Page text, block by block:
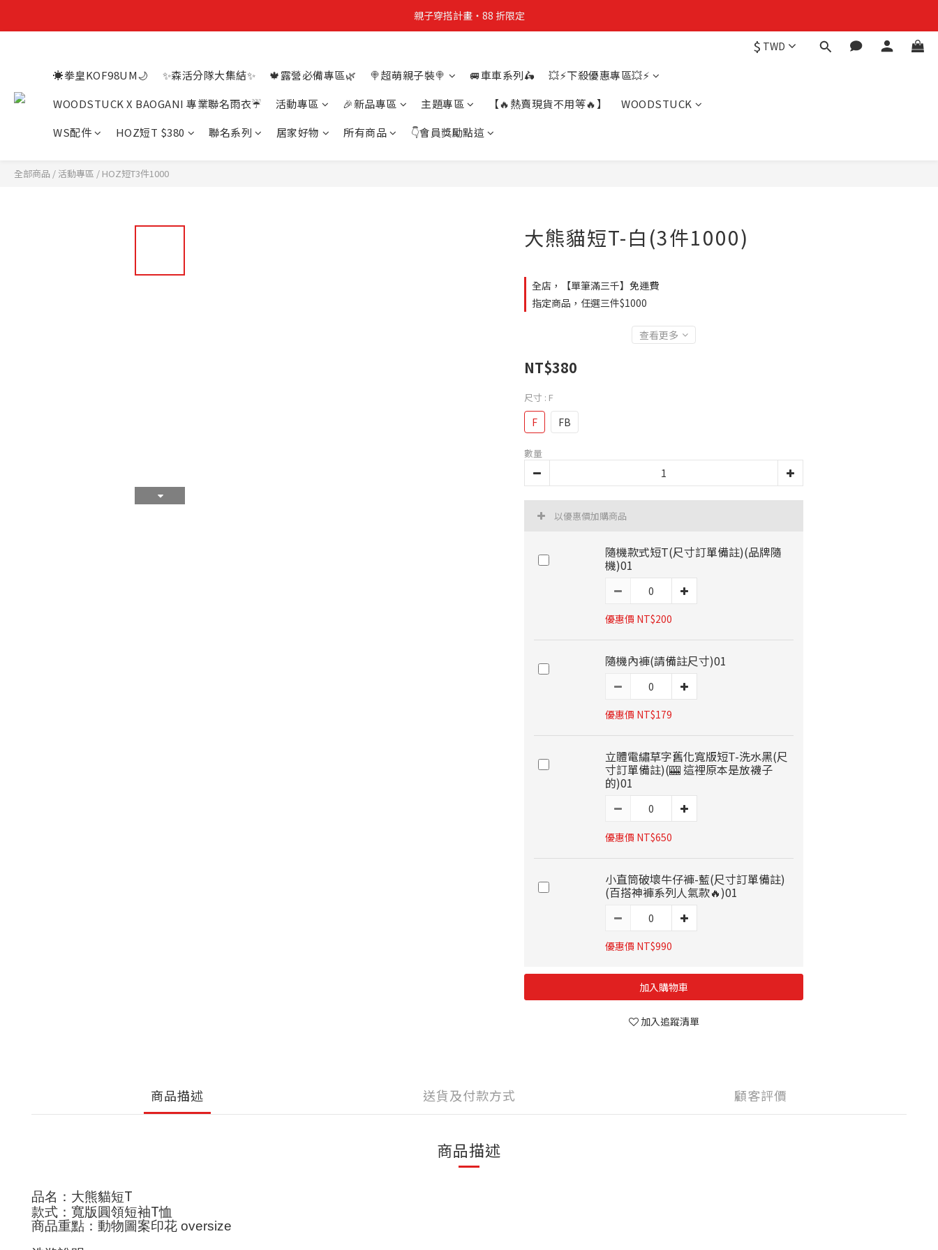
親子穿搭計畫・88 折限定
親子穿搭計畫・88 折限定
買4件短T送雨傘☂️！【這把傘，大概率不是你在撐☂️】
親子穿搭計畫・88 折限定
$ TWD
☀️拳皇KOF98UM🌙 ✨森活分隊大集結✨ 🍁露營必備專區🌿 🍭超萌親子裝🍭 🚐車車系列🛵
💥⚡下殺優惠專區💥⚡
WOODSTUCK X BAOGANI 專業聯名雨衣☔
活動專區 🎉新品專區 主題專區 【🔥熱賣現貨不用等🔥】
WOODSTUCK
WS配件
HOZ短T $380 聯名系列 居家好物 所有商品 👇會員獎勵點這
全部商品 / 活動專區 / HOZ短T3件1000
大熊貓短T-白(3件1000)
全店，【單筆滿三千】免運費
指定商品，任選三件$1000
查看更多
NT$380
尺寸 : F
F FB
數量
以優惠價加購商品
隨機款式短T(尺寸訂單備註)(品牌隨
機)01
優惠價 NT$200
隨機內褲(請備註尺寸)01
優惠價 NT$179
立體電繡草字舊化寬版短T-洗水黑(尺
寸訂單備註)(🎰 這裡原本是放襪子
的)01
優惠價 NT$650
小直筒破壞牛仔褲-藍(尺寸訂單備註)
(百搭神褲系列人氣款🔥)01
優惠價 NT$990
加入購物車
加入追蹤清單
商品描述 送貨及付款方式 顧客評價
商品描述
品名：大熊貓短T
款式：寬版圓領短袖T恤
商品重點：動物圖案印花 oversize